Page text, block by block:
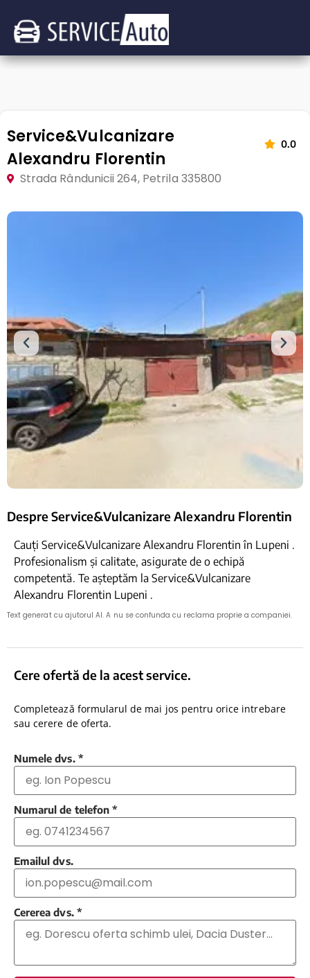
Service&Vulcanizare
Alexandru Florentin
0.0
Strada Rândunicii 264, Petrila 335800
Despre Service&Vulcanizare Alexandru Florentin
Cauți Service&Vulcanizare Alexandru Florentin în Lupeni .
Profesionalism și calitate, asigurate de o echipă
competentă. Te așteptăm la Service&Vulcanizare
Alexandru Florentin Lupeni .
Text generat cu ajutorul AI. A nu se confunda cu reclama proprie a companiei.
Cere ofertă de la acest service.
Completează formularul de mai jos pentru orice intrebare
sau cerere de oferta.
Numele dvs. *
Numarul de telefon *
Emailul dvs.
Cererea dvs. *